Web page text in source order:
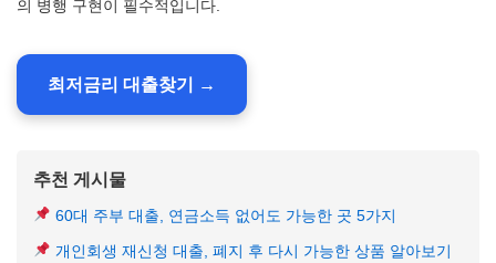
의 병행 구현이 필수적입니다.
최저금리 대출찾기 →
추천 게시물
60대 주부 대출, 연금소득 없어도 가능한 곳 5가지
개인회생 재신청 대출, 폐지 후 다시 가능한 상품 알아보기